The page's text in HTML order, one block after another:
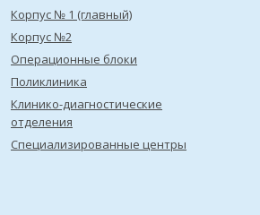
Корпус № 1 (главный)
Корпус №2
Операционные блоки
Поликлиника
Клинико-диагностические
отделения
Специализированные центры